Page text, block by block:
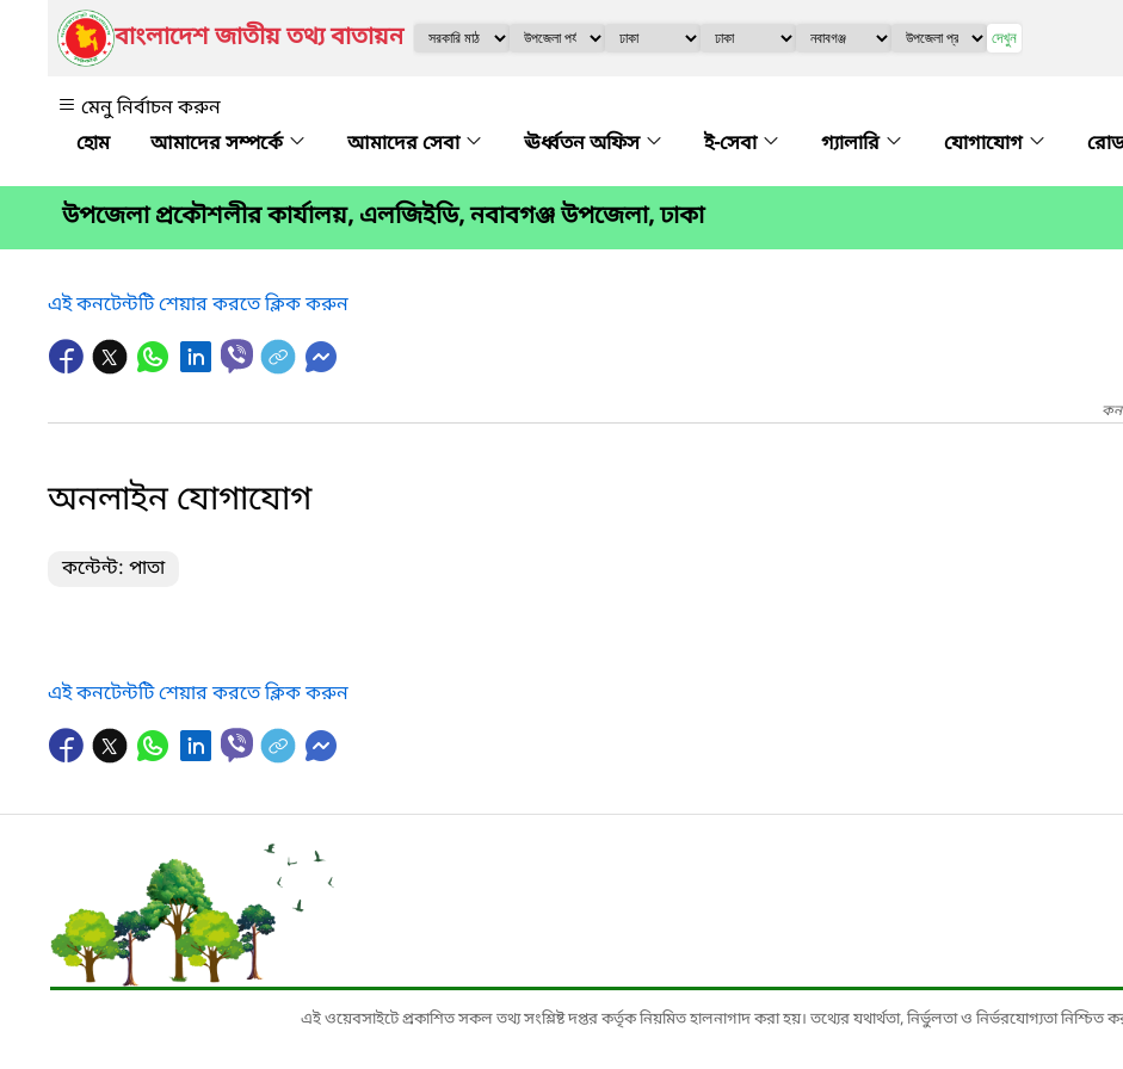
বাংলাদেশ জাতীয় তথ্য বাতায়ন দেখুন
মেনু নির্বাচন করুন
আমাদের সম্পর্কে
আমাদের সেবা ঊর্ধ্বতন অফিস ই-সেবা গ্যালারি যোগাযোগ
উপজেলা প্রকৌশলীর কার্যালয়, এলজিইডি, নবাবগঞ্জ উপজেলা, ঢাকা
এই কনটেন্টটি শেয়ার করতে ক্লিক করুন
অনলাইন যোগাযোগ
কন্টেন্ট: পাতা
এই কনটেন্টটি শেয়ার করতে ক্লিক করুন
এই ওয়েবসাইটে প্রকাশিত সকল তথ্য সংশ্লিষ্ট দপ্তর কর্তৃক নিয়মিত হালনাগাদ করা হয়। তথ্যের যথার্থতা, নির্ভুলতা ও নির্ভরযোগ্যতা নিশ্চিত